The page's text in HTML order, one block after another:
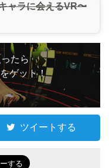
ャラに会えるVR〜
たら
ゲット！
ツイートする